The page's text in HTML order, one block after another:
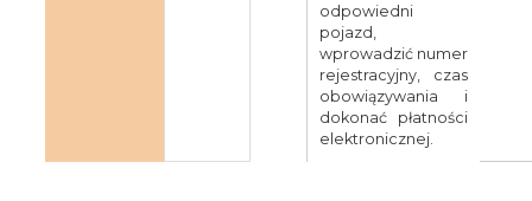
odpowiedni
pojazd,
wprowadzić numer
rejestracyjny, czas
obowiązywania i
dokonać płatności
elektronicznej.